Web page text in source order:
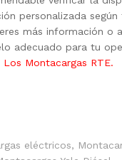
personalizada según
más información o
adecuado para tu
Los Montacargas RTE.
eléctricos,